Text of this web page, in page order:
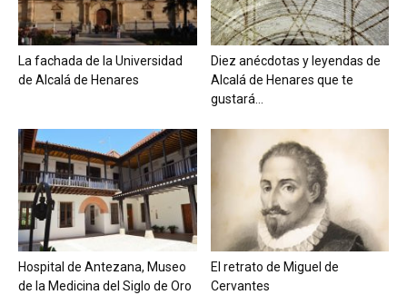
La fachada de la Universidad
de Alcalá de Henares
Diez anécdotas y leyendas de
Alcalá de Henares que te
gustará...
Hospital de Antezana, Museo
de la Medicina del Siglo de Oro
El retrato de Miguel de
Cervantes